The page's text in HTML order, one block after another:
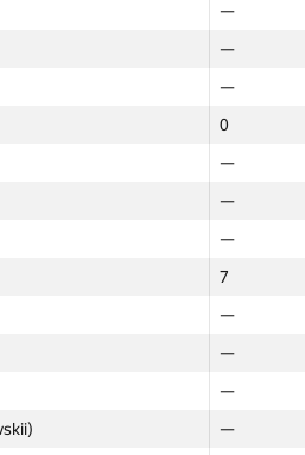
—
—
—
0
—
—
—
7
—
—
—
—